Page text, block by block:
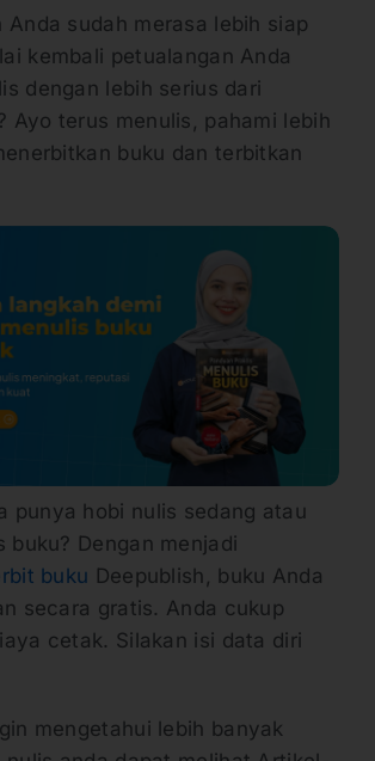
Anda sudah merasa lebih siap
kembali petualangan Anda
dengan lebih serius dari
Ayo terus menulis, pahami lebih
buku dan terbitkan
punya hobi nulis sedang atau
buku? Dengan menjadi
buku Deepublish, buku Anda
secara gratis. Anda cukup
cetak. Silakan isi data diri
mengetahui lebih banyak